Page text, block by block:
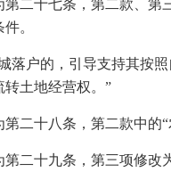
二十七条，第二款、
。
落户的，引导支持其按
土地经营权。”
二十八条，第二款中的
二十九条，第三项修改